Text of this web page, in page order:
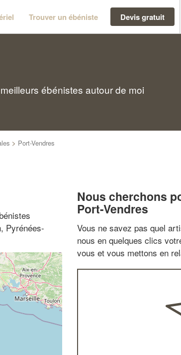
Trouver un ébéniste Devis gratuit
ébénistes autour de moi
> Port-Vendres
Pyrénées-
Nous cherchons
Port-Vendres
Vous ne savez pas quel
nous en quelques clics
vous et vous mettons en